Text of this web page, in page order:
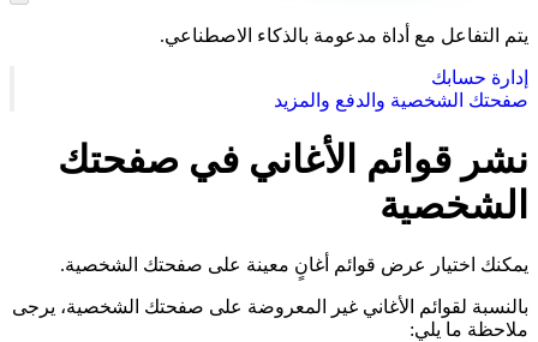
يتم التفاعل مع أداة مدعومة بالذكاء الاصطناعي.
إدارة حسابك
صفحتك الشخصية والدفع والمزيد
نشر قوائم الأغاني في صفحتك
الشخصية
يمكنك اختيار عرض قوائم أغانٍ معينة على صفحتك الشخصية.
بالنسبة لقوائم الأغاني غير المعروضة على صفحتك الشخصية، يرجى
ملاحظة ما يلي: